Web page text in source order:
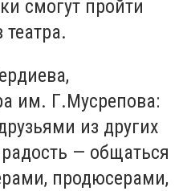
смогут пройти
им. Г.Мусрепова:
из других
— общаться
продюсерами,